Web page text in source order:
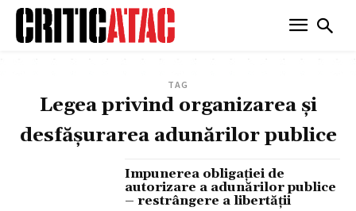
TAG
Legea privind organizarea şi
desfăşurarea adunărilor publice
Impunerea obligaţiei de
autorizare a adunărilor publice
– restrângere a libertăţii